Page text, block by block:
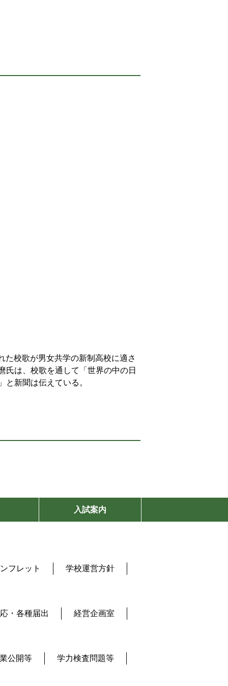
た校歌が男女共学の新制高校に適さ
氏は、校歌を通して「世界の中の日
新聞は伝えている。
入試案内
フレット 学校運営方針
・各種届出 経営企画室
公開等
学力検査問題等